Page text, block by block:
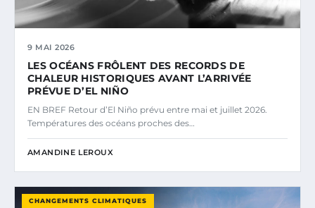
9 MAI 2026
LES OCÉANS FRÔLENT DES RECORDS DE
CHALEUR HISTORIQUES AVANT L’ARRIVÉE
PRÉVUE D’EL NIÑO
EN BREF Retour d’El Niño prévu entre mai et juillet 2026.
Températures des océans proches des…
AMANDINE LEROUX
CHANGEMENTS CLIMATIQUES